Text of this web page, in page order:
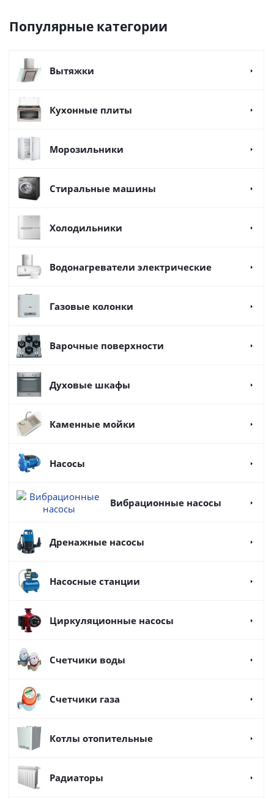
Популярные категории
Вытяжки
Кухонные плиты
Морозильники
Стиральные машины
Холодильники
Водонагреватели электрические
Газовые колонки
Варочные поверхности
Духовые шкафы
Каменные мойки
Насосы
Вибрационные насосы
Дренажные насосы
Насосные станции
Циркуляционные насосы
Счетчики воды
Счетчики газа
Котлы отопительные
Радиаторы